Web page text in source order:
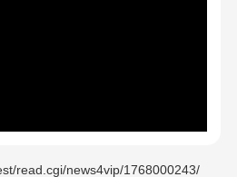
read.cgi/news4vip/1768000243/